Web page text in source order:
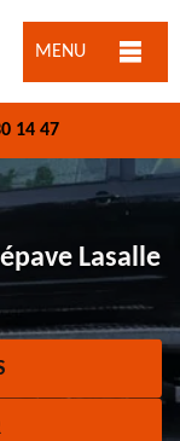
MENU
14 47
Lasalle